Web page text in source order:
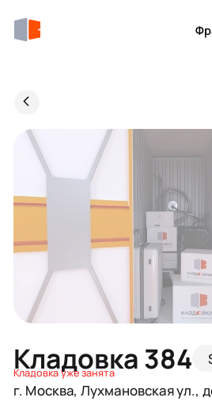
Кладовка 384
Кладовка уже занята
г. Москва, Лухмановская ул.,